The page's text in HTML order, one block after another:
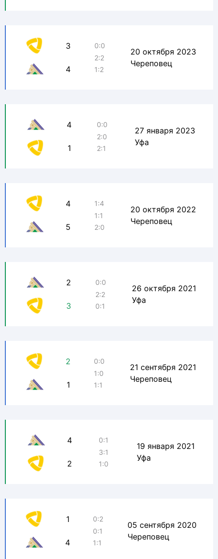
3
4
0:0
2:2
1:2
20 октября 2023
Череповец
4
1
0:0
2:0
2:1
27 января 2023
Уфа
4
5
1:4
1:1
2:0
20 октября 2022
Череповец
2
3
0:0
2:2
0:1
26 октября 2021
Уфа
2
1
0:0
1:0
1:1
21 сентября 2021
Череповец
4
2
0:1
3:1
1:0
19 января 2021
Уфа
1
4
0:2
0:1
1:1
05 сентября 2020
Череповец